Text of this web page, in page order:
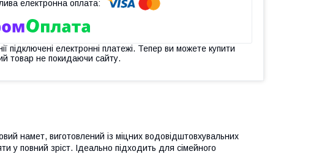
підключені електронні платежі. Тепер ви можете купити
товар не покидаючи сайту.
намет, виготовлений із міцних водовідштовхувальних
у повний зріст. Ідеально підходить для сімейного